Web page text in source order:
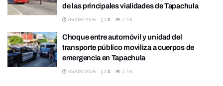
de las principales vialidades de Tapachula
05/08/2026 0 2.1K
Choque entre automóvil y unidad del
transporte público moviliza a cuerpos de
emergencia en Tapachula
05/08/2026 0 2.1K